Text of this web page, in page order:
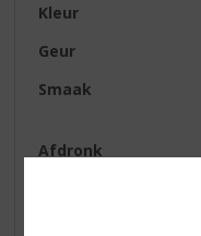
Kleur
Geur
Smaak
Afdronk